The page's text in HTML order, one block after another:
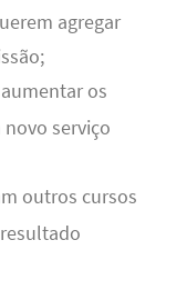
agregar
os
serviço
outros cursos